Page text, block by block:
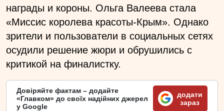
награды и короны. Ольга Валеева стала
«Миссис королева красоты-Крым». Однако
зрители и пользователи в социальных сетях
осудили решение жюри и обрушились с
критикой на финалистку.
Довіряйте фактам – додайте
«Главком» до своїх надійних джерел
у Google
додати
зараз